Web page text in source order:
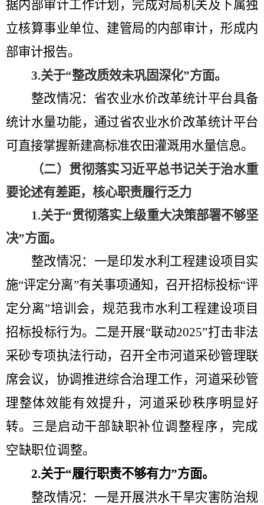
据内部审计工作计划，完成对局机关及下属独
立核算事业单位、 建管局的内部审计，形成内
部审计报告。
3.关于“整改质效未巩固深化”方面。
整改情况：省农业水价改革统计平台具备
统计水量功能， 通过省农业水价改革统计平台
可直接掌握新建高标准农田灌溉用水量信息。
（二）贯彻落实习近平总书记关于治水重
要论述有差距，核心职责履行乏力
1.关于“贯彻落实上级重大决策部署不够坚
决”方面。
整改情况：一是印发水利工程建设项目实
施“评定分离”有关事项通知 ， 召开招标投标“评
定分离”培训会，规范我市水利工程建设项目
招标投标行为。 二是开展“联动2025”打击非法
采砂专项执法行动，召开全市河道采砂管理联
席会议，协调推进综合治理工作，河道采砂管
理整体效能有效提升 ，河道采砂秩序明显好
转。三是启动干部缺职补位调整程序， 完成
空缺职位调整。
2.关于“履行职责不够有力”方面。
整改情况：一是开展洪水干旱灾害防治规